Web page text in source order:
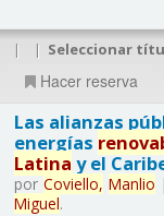
| | Seleccionar
Hacer reserva
Las alianzas
energías
Latina y el
por Coviello, Manlio
Miguel.